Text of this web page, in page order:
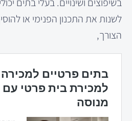
בשיפוצים ושינויים. בעלי בתים
לשנות את התכנון הפנימי או
הצורך,